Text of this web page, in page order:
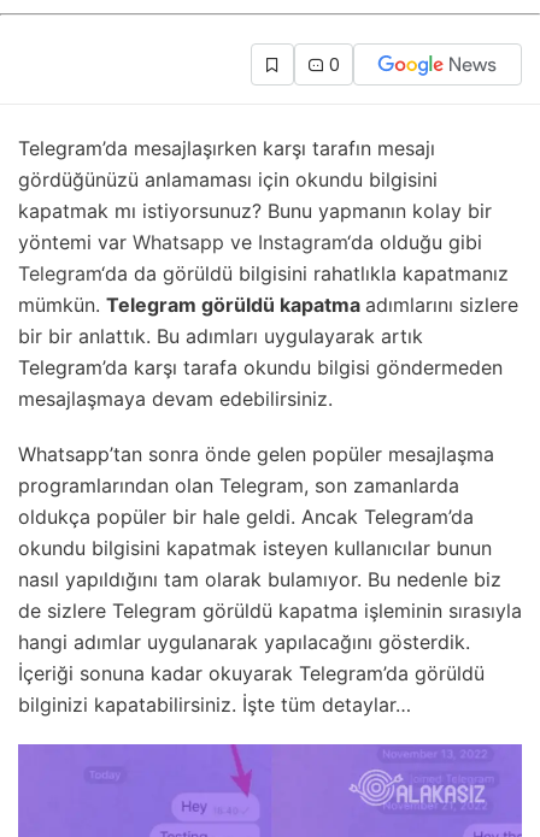
0
Telegram’da mesajlaşırken karşı tarafın mesajı
gördüğünüzü anlamaması için okundu bilgisini
kapatmak mı istiyorsunuz? Bunu yapmanın kolay bir
yöntemi var Whatsapp ve Instagram‘da olduğu gibi
Telegram‘da da görüldü bilgisini rahatlıkla kapatmanız
mümkün. Telegram görüldü kapatma adımlarını sizlere
bir bir anlattık. Bu adımları uygulayarak artık
Telegram’da karşı tarafa okundu bilgisi göndermeden
mesajlaşmaya devam edebilirsiniz.
Whatsapp’tan sonra önde gelen popüler mesajlaşma
programlarından olan Telegram, son zamanlarda
oldukça popüler bir hale geldi. Ancak Telegram’da
okundu bilgisini kapatmak isteyen kullanıcılar bunun
nasıl yapıldığını tam olarak bulamıyor. Bu nedenle biz
de sizlere Telegram görüldü kapatma işleminin sırasıyla
hangi adımlar uygulanarak yapılacağını gösterdik.
İçeriği sonuna kadar okuyarak Telegram’da görüldü
bilginizi kapatabilirsiniz. İşte tüm detaylar…